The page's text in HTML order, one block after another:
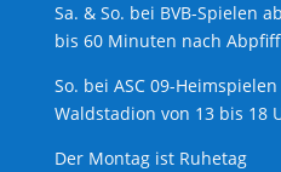
Sa. & So. bei BVB-Spielen
bis 60 Minuten nach Abpfiff
So. bei ASC 09-
Waldstadion von 13 bis 18
Der Montag ist Ruhetag